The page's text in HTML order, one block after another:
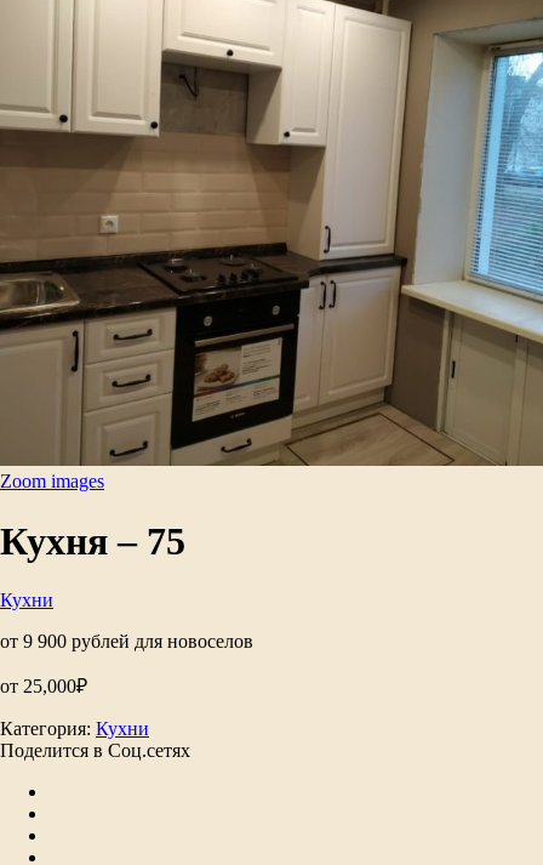
Zoom images
Кухня – 75
Кухни
от 9 900 рублей для новоселов
от 25,000₽
Категория: Кухни
Поделится в Соц.сетях